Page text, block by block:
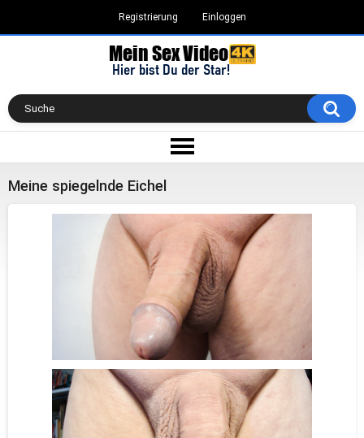
Registrierung Einloggen
Meine spiegelnde Eichel